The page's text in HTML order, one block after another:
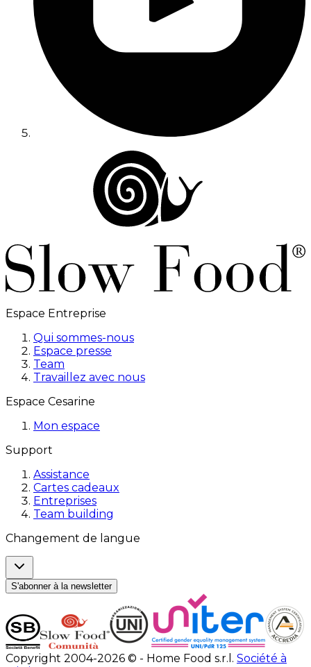
Espace Entreprise
Qui sommes-nous
Espace presse
Team
Travaillez avec nous
Espace Cesarine
Mon espace
Support
Assistance
Cartes cadeaux
Entreprises
Team building
Changement de langue
S'abonner à la newsletter
Copyright 2004-2026 © - Home Food s.r.l. Société à